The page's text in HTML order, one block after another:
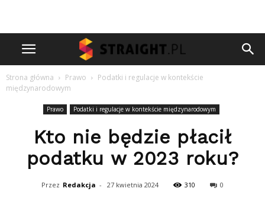
Strona główna Prawo
Podatki i regulacje w kontekście
międzynarodowym
Prawo Podatki i regulacje w kontekście międzynarodowym
Kto nie będzie płacił
podatku w 2023 roku?
Przez Redakcja - 27 kwietnia 2024 310 0